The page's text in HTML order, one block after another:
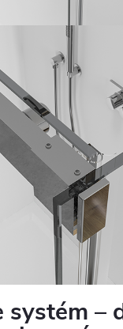
systém –